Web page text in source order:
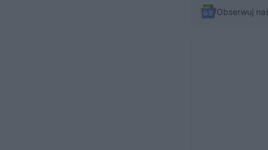
Obserwuj